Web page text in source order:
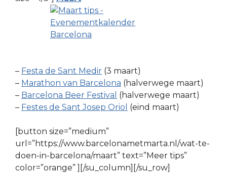
– Festa de Sant Medir (3 maart)
– Marathon van Barcelona (halverwege maart)
– Barcelona Beer Festival (halverwege maart)
– Festes de Sant Josep Oriol (eind maart)
[button size=”medium”
url=”https://www.barcelonametmarta.nl/wat-te-
doen-in-barcelona/maart” text=”Meer tips”
color=”orange” ][/su_column][/su_row]